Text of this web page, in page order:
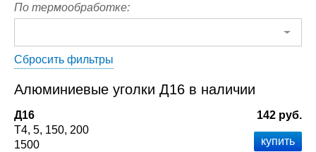
По термообработке:
Сбросить фильтры
Алюминиевые уголки Д16 в наличии
Д16
Т4 5 150 200
1500
142 руб.